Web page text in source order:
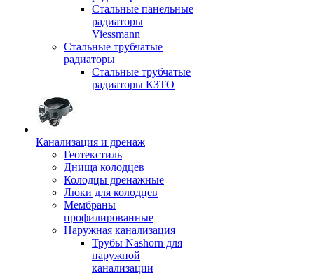
Стальные панельные
радиаторы
Viessmann
Стальные трубчатые
радиаторы
Стальные трубчатые
радиаторы КЗТО
Канализация и дренаж
Геотекстиль
Днища колодцев
Колодцы дренажные
Люки для колодцев
Мембраны
профилированные
Наружная канализация
Трубы Nashorn для
наружной
канализации